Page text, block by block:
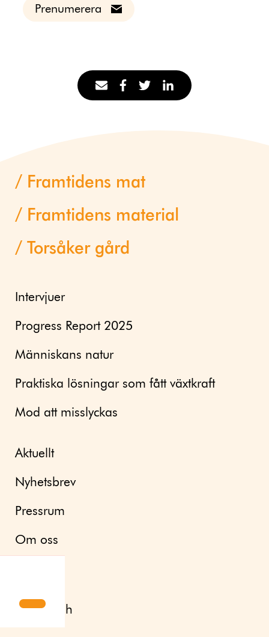
Prenumerera
Framtidens mat
Framtidens material
Torsåker gård
Intervjuer
Progress Report 2025
Människans natur
Praktiska lösningar som fått växtkraft
Mod att misslyckas
Aktuellt
Nyhetsbrev
Pressrum
Om oss
English